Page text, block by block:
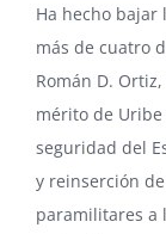
Ha hecho bajar
más de cuatro
Román D.
mérito de
seguridad del
y reinserción
paramilitares a